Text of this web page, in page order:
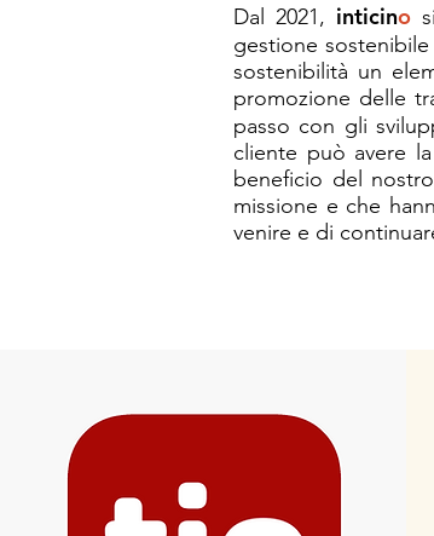
Dal 2021, inticino
gestione
sostenibilità un
promozione delle
passo con gli
cliente può avere
beneficio del
missione e che
venire e di